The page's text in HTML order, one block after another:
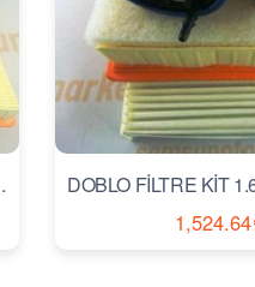
MOTOR
1,524.64